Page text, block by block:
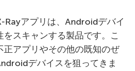
Rayアプリは、Androidデバイ
スキャンする製品です。こ
正アプリやその他の既知のぜ
デバイスを狙ってきま